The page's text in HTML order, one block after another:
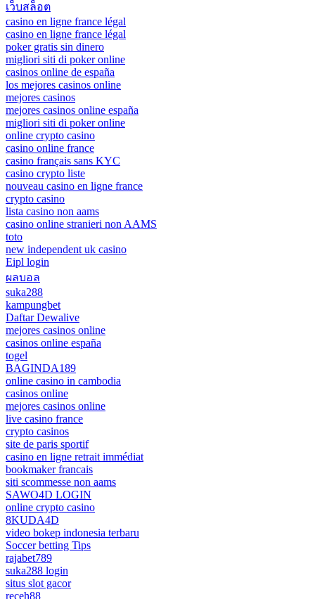
เว็บสล็อต
casino en ligne france légal
casino en ligne france légal
poker gratis sin dinero
migliori siti di poker online
casinos online de españa
los mejores casinos online
mejores casinos
mejores casinos online españa
migliori siti di poker online
online crypto casino
casino online france
casino français sans KYC
casino crypto liste
nouveau casino en ligne france
crypto casino
lista casino non aams
casino online stranieri non AAMS
toto
new independent uk casino
Eipl login
ผลบอล
suka288
kampungbet
Daftar Dewalive
mejores casinos online
casinos online españa
togel
BAGINDA189
online casino in cambodia
casinos online
mejores casinos online
live casino france
crypto casinos
site de paris sportif
casino en ligne retrait immédiat
bookmaker francais
siti scommesse non aams
SAWO4D LOGIN
online crypto casino
8KUDA4D
video bokep indonesia terbaru
Soccer betting Tips
rajabet789
suka288 login
situs slot gacor
receh88